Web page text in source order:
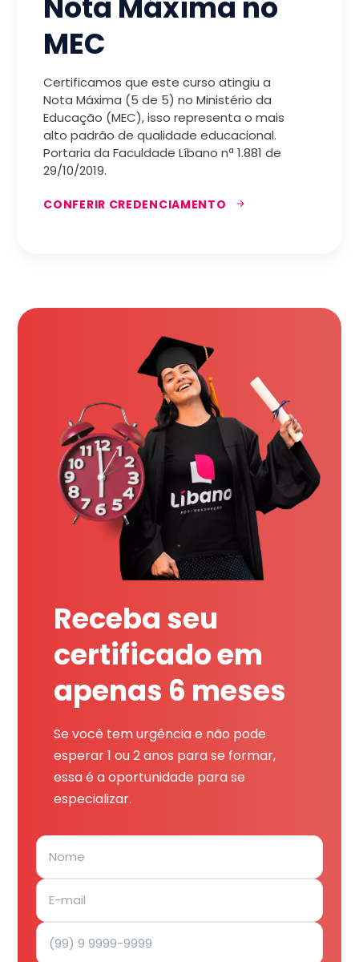
MEC
Certificamos que este curso atingiu a
Nota Máxima (5 de 5) no Ministério da
Educação (MEC), isso representa o mais
alto padrão de qualidade educacional.
Portaria da Faculdade Líbano nª 1.881 de
29/10/2019.
CONFERIR CREDENCIAMENTO
Receba seu
certificado em
apenas 6 meses
Se você tem urgência e não pode
esperar 1 ou 2 anos para se formar,
essa é a oportunidade para se
especializar.